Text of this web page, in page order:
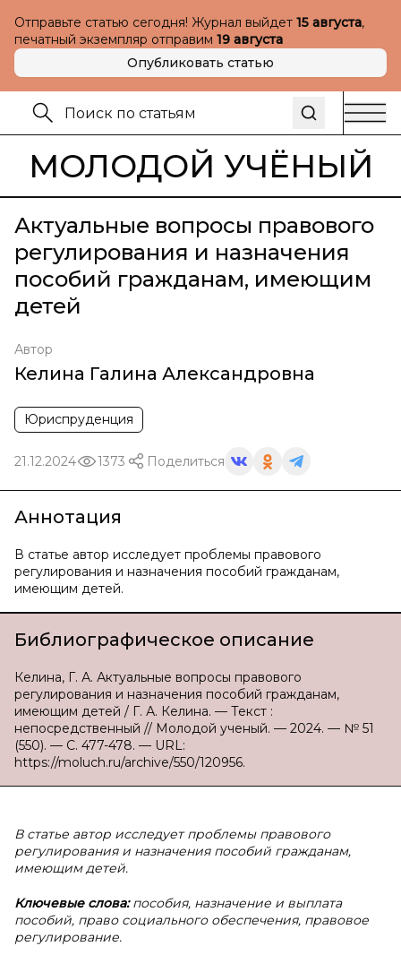
Отправьте статью сегодня! Журнал выйдет 15 августа,
печатный экземпляр отправим 19 августа
Опубликовать статью
МОЛОДОЙ УЧЁНЫЙ
Актуальные вопросы правового
регулирования и назначения
пособий гражданам, имеющим
детей
Автор
Келина Галина Александровна
Юриспруденция
21.12.2024 1373 Поделиться
Аннотация
В статье автор исследует проблемы правового
регулирования и назначения пособий гражданам,
имеющим детей.
Библиографическое описание
Келина, Г. А. Актуальные вопросы правового
регулирования и назначения пособий гражданам,
имеющим детей / Г. А. Келина. — Текст :
непосредственный // Молодой ученый. — 2024. — № 51
(550). — С. 477-478. — URL:
https://moluch.ru/archive/550/120956.
В статье автор исследует проблемы правового
регулирования и назначения пособий гражданам,
имеющим детей.
Ключевые слова:пособия, назначение и выплата
пособий, право социального обеспечения, правовое
регулирование.